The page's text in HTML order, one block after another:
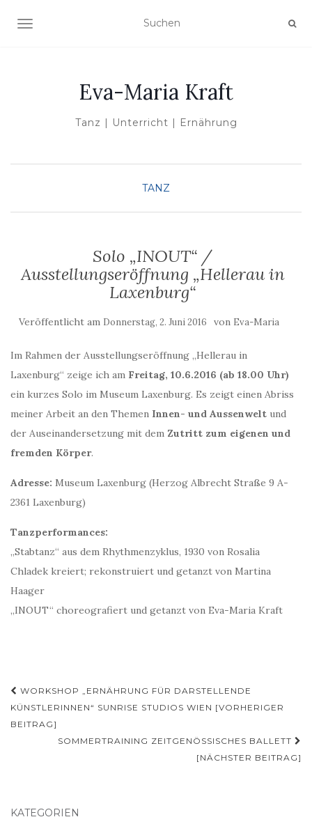
NAVIGATION UMSCHALTEN
Eva-Maria Kraft
Tanz | Unterricht | Ernährung
TANZ
Solo „INOUT“ /
Ausstellungseröffnung „Hellerau in
Laxenburg“
Veröffentlicht am Donnerstag, 2. Juni 2016 von Eva-Maria
Im Rahmen der Ausstellungseröffnung „Hellerau in
Laxenburg“ zeige ich am Freitag, 10.6.2016 (ab 18.00 Uhr)
ein kurzes Solo im Museum Laxenburg. Es zeigt einen Abriss
meiner Arbeit an den Themen Innen- und Aussenwelt und
der Auseinandersetzung mit dem Zutritt zum eigenen und
fremden Körper.
Adresse: Museum Laxenburg (Herzog Albrecht Straße 9 A-
2361 Laxenburg)
Tanzperformances:
„Stabtanz“ aus dem Rhythmenzyklus, 1930 von Rosalia
Chladek kreiert; rekonstruiert und getanzt von Martina
Haager
„INOUT“ choreografiert und getanzt von Eva-Maria Kraft
Beitragsnavigation
WORKSHOP „ERNÄHRUNG FÜR DARSTELLENDE
KÜNSTLERINNEN“ SUNRISE STUDIOS WIEN [VORHERIGER
BEITRAG]
SOMMERTRAINING ZEITGENÖSSISCHES BALLETT
[NÄCHSTER BEITRAG]
KATEGORIEN